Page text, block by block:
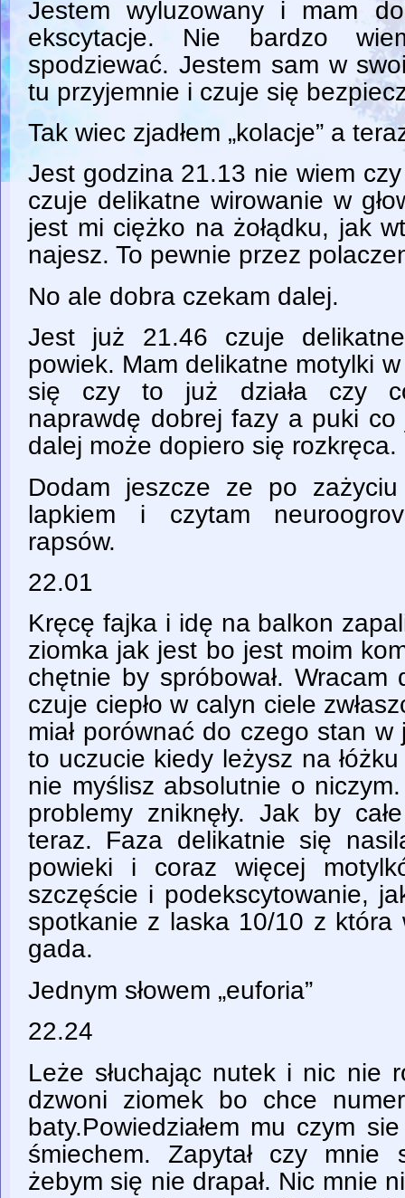
Jestem wyluzowany i mam
ekscytacje. Nie bardzo
spodziewać. Jestem sam w
tu przyjemnie i czuje się
Tak wiec zjadłem „kolacje” a
Jest godzina 21.13 nie wiem
czuje delikatne wirowanie w
jest mi ciężko na żołądku, jak
najesz. To pewnie przez
No ale dobra czekam dalej.
Jest już 21.46 czuje
powiek. Mam delikatne motylki
się czy to już działa czy
naprawdę dobrej fazy a puki co
dalej może dopiero się rozkręca.
Dodam jeszcze ze po
lapkiem i czytam
rapsów.
22.01
Kręcę fajka i idę na balkon
ziomka jak jest bo jest moim
chętnie by spróbował.
czuje ciepło w calyn ciele
miał porównać do czego stan w
to uczucie kiedy leżysz na
nie myślisz absolutnie o
problemy zniknęły. Jak by
teraz. Faza delikatnie się
powieki i coraz więcej
szczęście i podekscytowanie,
spotkanie z laska 10/10 z która
gada.
Jednym słowem „euforia”
22.24
Leże słuchając nutek i nic nie
dzwoni ziomek bo chce
baty.Powiedziałem mu czym
śmiechem. Zapytał czy
żebym się nie drapał. Nic mnie